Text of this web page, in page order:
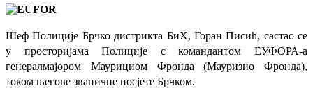
Шеф Полиције Брчко дистрикта БиХ, Горан Писић, састао се
у просторијама Полиције с командантом ЕУФОРА-а
генералмајором Маурициом Фронда (Мауризио Фронда),
током његове званичне посјете Брчком.